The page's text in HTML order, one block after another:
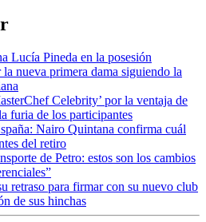
Lucía Pineda en la posesión
nueva primera dama siguiendo la
Celebrity’ por la ventaja de
furia de los participantes
Nairo Quintana confirma cuál
del retiro
de Petro: estos son los cambios
retraso para firmar con su nuevo club
de sus hinchas